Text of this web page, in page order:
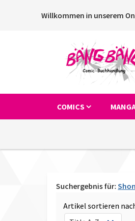
Willkommen in unserem
COMICS
Suchergebnis für:
Artikel sortieren